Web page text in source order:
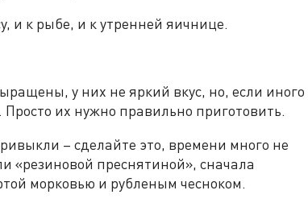
и к рыбе, и к утренней яичнице.
у них не яркий вкус, но, если иного
их нужно правильно приготовить.
– сделайте это, времени много не
преснятиной», сначала
морковью и рубленым чесноком.